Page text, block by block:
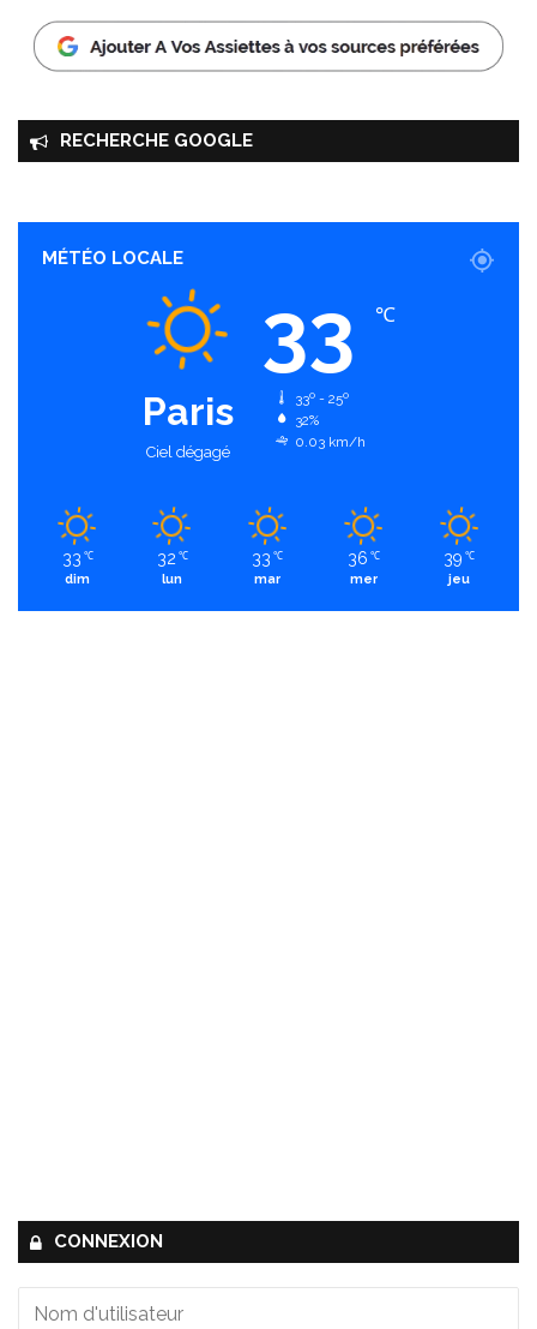
RECHERCHE GOOGLE
MÉTÉO LOCALE
Paris
Ciel dégagé
33 ℃
33º - 25º
32%
0.03 km/h
33 ℃
dim
32 ℃
lun
33 ℃
mar
36 ℃
mer
39 ℃
jeu
CONNEXION